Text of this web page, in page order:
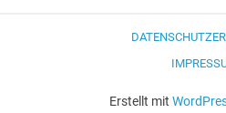
Erstellt mit